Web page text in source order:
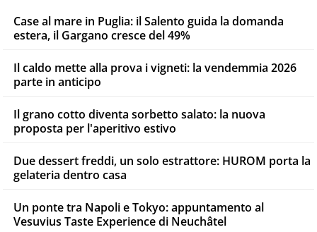
Case al mare in Puglia: il Salento guida la domanda
estera, il Gargano cresce del 49%
Il caldo mette alla prova i vigneti: la vendemmia 2026
parte in anticipo
Il grano cotto diventa sorbetto salato: la nuova
proposta per l'aperitivo estivo
Due dessert freddi, un solo estrattore: HUROM porta la
gelateria dentro casa
Un ponte tra Napoli e Tokyo: appuntamento al
Vesuvius Taste Experience di Neuchâtel